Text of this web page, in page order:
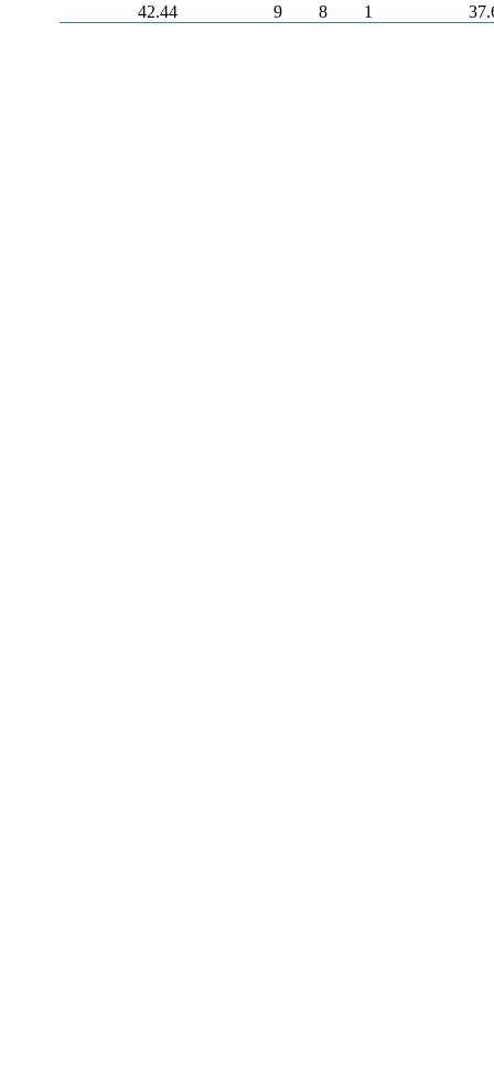
42.44
9 8 1